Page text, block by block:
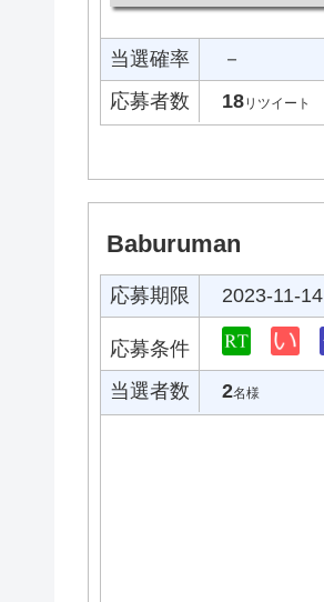
当選確率
－
応募者数
18リツイート
Baburuman
応募期限 2023-11-14
応募条件
当選者数
2名様